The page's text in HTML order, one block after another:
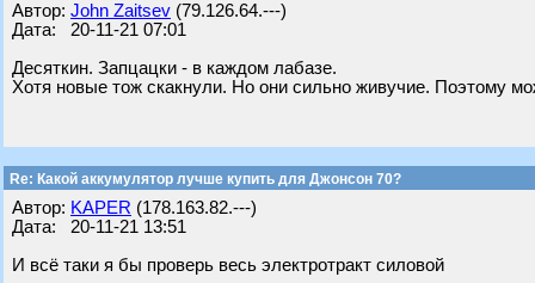
Автор: John Zaitsev (79.126.64.---)
Дата: 20-11-21 07:01
Десяткин. Запцацки - в каждом лабазе.
Хотя новые тож скакнули. Но они сильно живучие. Поэтому
Re: Какой аккумулятор лучше купить для Джонсон 70?
Автор: KAPER (178.163.82.---)
Дата: 20-11-21 13:51
И всё таки я бы проверь весь электротракт силовой